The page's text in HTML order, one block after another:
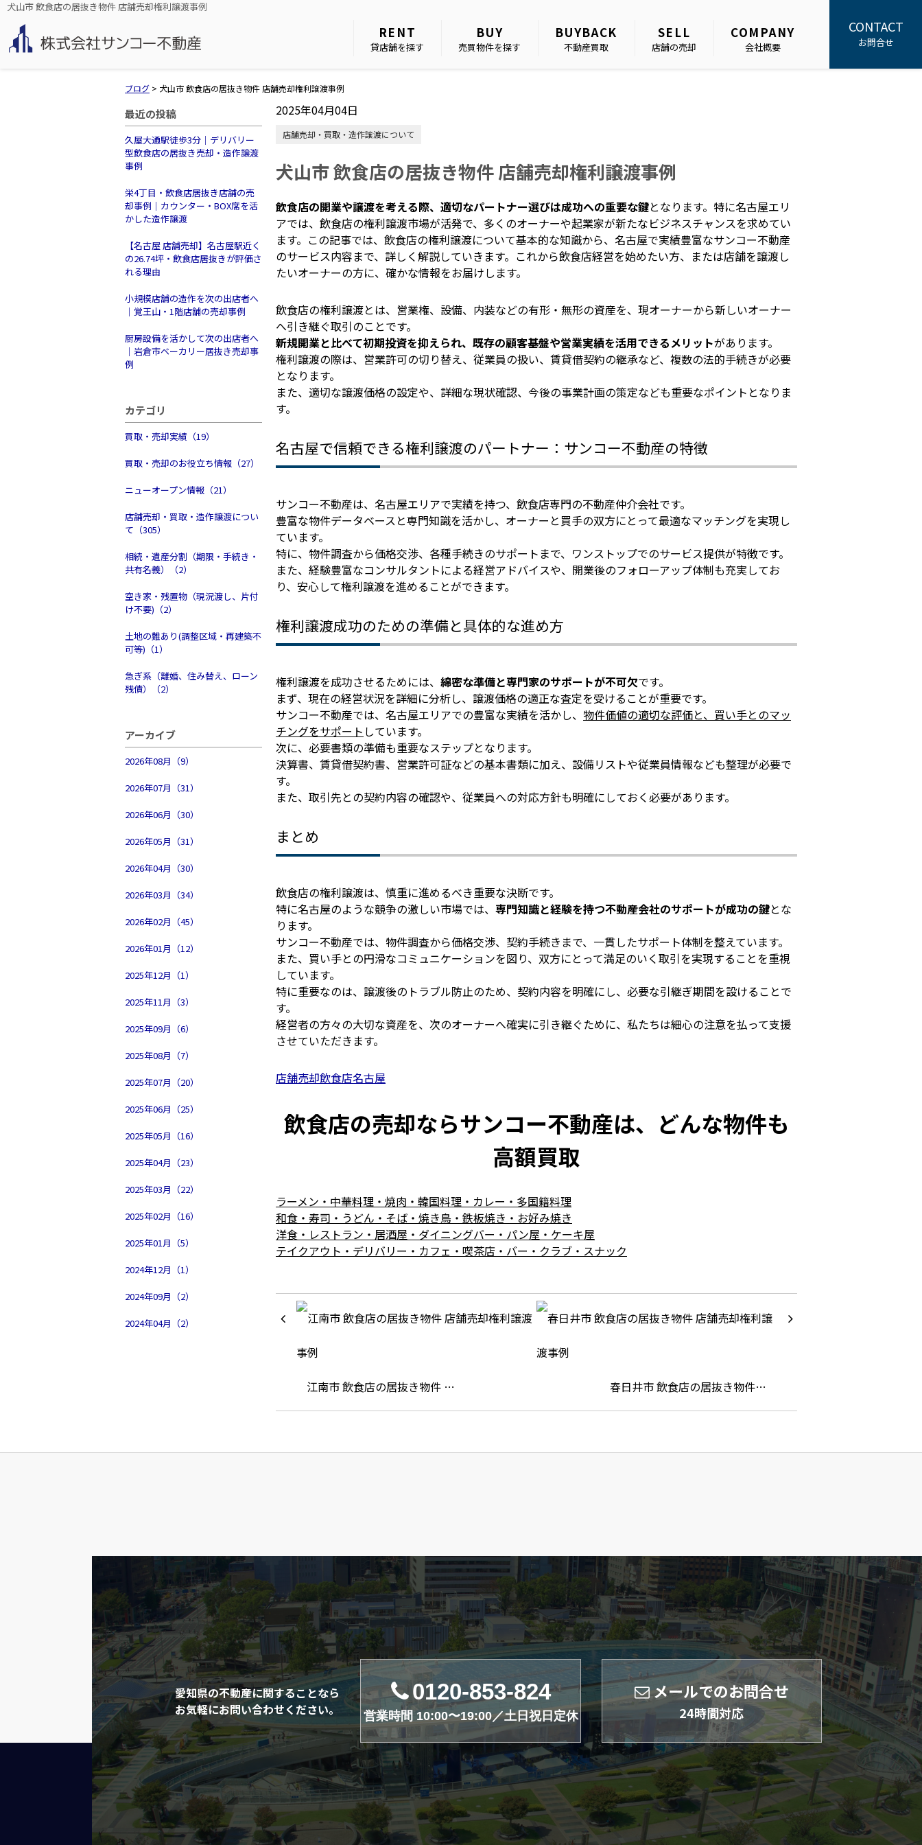
犬山市 飲食店の居抜き物件 店舗売却権利譲渡事例
RENT
貸店舗を探す
BUY
売買物件を探す
BUYBACK
不動産買取
SELL
店舗の売却
COMPANY
会社概要
CONTACT
お問合せ
ブログ > 犬山市 飲食店の居抜き物件 店舗売却権利譲渡事例
最近の投稿
久屋大通駅徒歩3分｜デリバリー
型飲食店の居抜き売却・造作譲渡
事例
栄4丁目・飲食店居抜き店舗の売
却事例｜カウンター・BOX席を活
かした造作譲渡
【名古屋 店舗売却】名古屋駅近く
の26.74坪・飲食店居抜きが評価さ
れる理由
小規模店舗の造作を次の出店者へ
｜覚王山・1階店舗の売却事例
厨房設備を活かして次の出店者へ
｜岩倉市ベーカリー居抜き売却事
例
カテゴリ
買取・売却実績（19）
買取・売却のお役立ち情報（27）
ニューオープン情報（21）
店舗売却・買取・造作譲渡につい
て（305）
相続・遺産分割（期限・手続き・
共有名義）（2）
空き家・残置物（現況渡し、片付
け不要)（2）
土地の難あり(調整区域・再建築不
可等)（1）
急ぎ系（離婚、住み替え、ローン
残債）（2）
アーカイブ
2026年08月（9）
2026年07月（31）
2026年06月（30）
2026年05月（31）
2026年04月（30）
2026年03月（34）
2026年02月（45）
2026年01月（12）
2025年12月（1）
2025年11月（3）
2025年09月（6）
2025年08月（7）
2025年07月（20）
2025年06月（25）
2025年05月（16）
2025年04月（23）
2025年03月（22）
2025年02月（16）
2025年01月（5）
2024年12月（1）
2024年09月（2）
2024年04月（2）
2025年04月04日
店舗売却・買取・造作譲渡について
犬山市 飲食店の居抜き物件 店舗売却権利譲渡事例
飲食店の開業や譲渡を考える際、適切なパートナー選びは成功への重要な鍵となります。特に名古屋エリ
アでは、飲食店の権利譲渡市場が活発で、多くのオーナーや起業家が新たなビジネスチャンスを求めてい
ます。この記事では、飲食店の権利譲渡について基本的な知識から、名古屋で実績豊富なサンコー不動産
のサービス内容まで、詳しく解説していきます。これから飲食店経営を始めたい方、または店舗を譲渡し
たいオーナーの方に、確かな情報をお届けします。
飲食店の権利譲渡とは、営業権、設備、内装などの有形・無形の資産を、現オーナーから新しいオーナー
へ引き継ぐ取引のことです。
新規開業と比べて初期投資を抑えられ、既存の顧客基盤や営業実績を活用できるメリットがあります。
権利譲渡の際は、営業許可の切り替え、従業員の扱い、賃貸借契約の継承など、複数の法的手続きが必要
となります。
また、適切な譲渡価格の設定や、詳細な現状確認、今後の事業計画の策定なども重要なポイントとなりま
す。
名古屋で信頼できる権利譲渡のパートナー：サンコー不動産の特徴
サンコー不動産は、名古屋エリアで実績を持つ、飲食店専門の不動産仲介会社です。
豊富な物件データベースと専門知識を活かし、オーナーと買手の双方にとって最適なマッチングを実現し
ています。
特に、物件調査から価格交渉、各種手続きのサポートまで、ワンストップでのサービス提供が特徴です。
また、経験豊富なコンサルタントによる経営アドバイスや、開業後のフォローアップ体制も充実してお
り、安心して権利譲渡を進めることができます。
権利譲渡成功のための準備と具体的な進め方
権利譲渡を成功させるためには、 綿密な準備と専門家のサポートが不可欠です。
まず、現在の経営状況を詳細に分析し、譲渡価格の適正な査定を受けることが重要です。
サンコー不動産では、名古屋エリアでの豊富な実績を活かし、 物件価値の適切な評価と、買い手とのマッ
チングをサポート しています。
次に、必要書類の準備も重要なステップとなります。
決算書、賃貸借契約書、営業許可証などの基本書類に加え、設備リストや従業員情報なども整理が必要で
す。
また、取引先との契約内容の確認や、従業員への対応方針も明確にしておく必要があります。
まとめ
飲食店の権利譲渡は、慎重に進めるべき重要な決断です。
特に名古屋のような競争の激しい市場では、 専門知識と経験を持つ不動産会社のサポートが成功の鍵とな
ります。
サンコー不動産では、物件調査から価格交渉、契約手続きまで、一貫したサポート体制を整えています。
また、買い手との円滑なコミュニケーションを図り、双方にとって満足のいく取引を実現することを重視
しています。
特に重要なのは、譲渡後のトラブル防止のため、契約内容を明確にし、必要な引継ぎ期間を設けることで
す。
経営者の方々の大切な資産を、次のオーナーへ確実に引き継ぐために、私たちは細心の注意を払って支援
させていただきます。
店舗売却飲食店名古屋
飲食店の売却ならサンコー不動産は、どんな物件も
高額買取
ラーメン・中華料理・焼肉・韓国料理・カレー・多国籍料理
和食・寿司・うどん・そば・焼き鳥・鉄板焼き・お好み焼き
洋食・レストラン・居酒屋・ダイニングバー・パン屋・ケーキ屋
テイクアウト・デリバリー・カフェ・喫茶店・バー・クラブ・スナック
江南市 飲食店の居抜き物件 … 春日井市 飲食店の居抜き物件…
愛知県の不動産に関することなら
お気軽にお問い合わせください。
0120-853-824
営業時間 10:00〜19:00／土日祝日定休
メールでのお問合せ
24時間対応